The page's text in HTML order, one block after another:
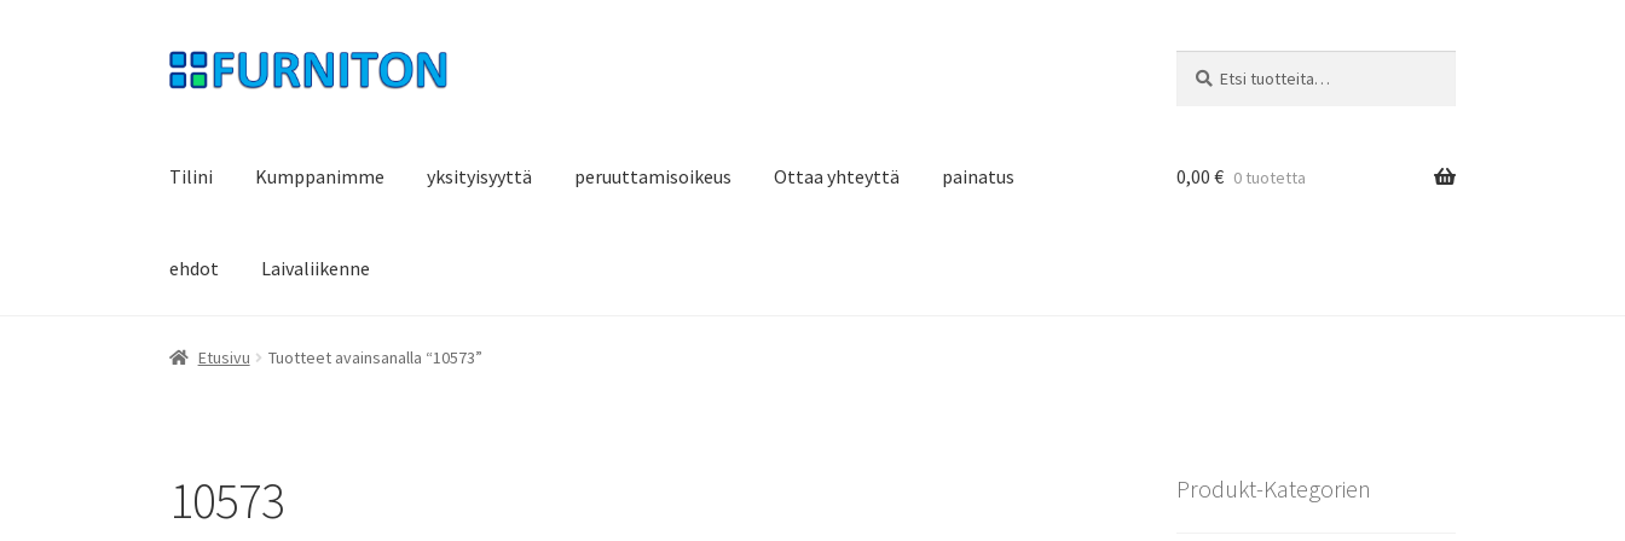
Siirry
navigointiin
Siirry
sisältöön
Tilini Kumppanimme yksityisyyttä peruuttamisoikeus Ottaa yhteyttä painatus
ehdot Laivaliikenne
0,00 € 0 tuotetta
Etusivu Tuotteet avainsanalla “10573”
10573 Produkt-Kategorien